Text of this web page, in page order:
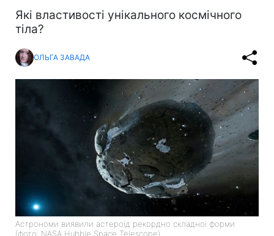
Які властивості унікального космічного
тіла?
ОЛЬГА ЗАВАДА
Астрономи виявили астероїд рекордно складної форми
(фото: NASA Hubble Space Telescope)